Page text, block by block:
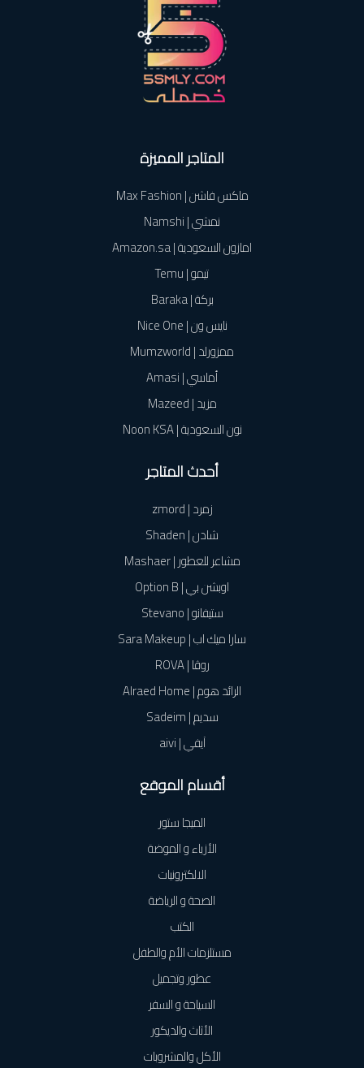
المتاجر المميزة
ماكس فاشن | Max Fashion
نمشي | Namshi
امازون السعودية | Amazon.sa
تيمو | Temu
بركة | Baraka
نايس ون | Nice One
ممزورلد | Mumzworld
أماسي | Amasi
مزيد | Mazeed
نون السعودية | Noon KSA
أحدث المتاجر
زمرد | zmord
شادن | Shaden
مشاعر للعطور | Mashaer
اوبشن بي | Option B
ستيفانو | Stevano
سارا ميك اب | Sara Makeup
روڤا | ROVA
الرائد هوم | Alraed Home
سديم | Sadeim
آيفي | aivi
أقسام الموقع
الميجا ستور
الأزياء و الموضة
الالكترونيات
الصحة و الرياضة
الكتب
مستلزمات الأم والطفل
عطور وتجميل
السياحة و السفر
الأثاث والديكور
الأكل والمشروبات